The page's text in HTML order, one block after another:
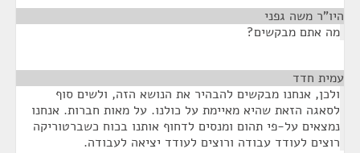
היו"ר משה גפני
מה אתם מבקשים?
עמית חדד
ולכן, אנחנו מבקשים להבהיר את הנושא הזה, ולשים סוף
לסאגה הזאת שהיא מאיימת על כולנו. על מאות חברות. אנחנו
נמצאים על-פי תהום ומנסים לדחוף אותנו בכוח כשברטוריקה
רוצים לעודד עבודה ורוצים לעודד יציאה לעבודה.